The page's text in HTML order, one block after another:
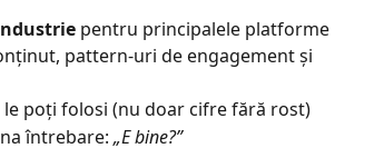
pentru principalele platforme
pattern-uri de engagement și
le poți folosi (nu doar cifre fără rost)
întrebare: „E bine?”